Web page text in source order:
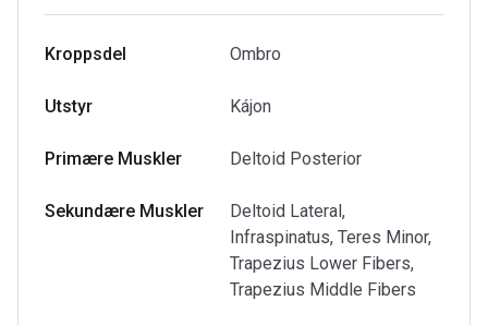
Kroppsdel Ombro
Utstyr Kájon
Primære Muskler Deltoid Posterior
Sekundære Muskler
Deltoid Lateral,
Infraspinatus, Teres Minor,
Trapezius Lower Fibers,
Trapezius Middle Fibers